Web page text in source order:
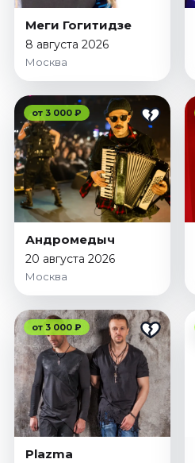
Январь 2027
Стендап
Август 2026
Сентябрь 2026
Октябрь 2026
Ноябрь 2026
Декабрь 2026
Выставки
Август 2026
Сентябрь 2026
Октябрь 2026
Декабрь 2026
Экскурсии
Сентябрь 2026
Октябрь 2026
Спорт
Август 2026
Меги Гогитидзе
8 августа 2026
Москва
от 3 000 ₽
Андромедыч
20 августа 2026
Москва
от 3 000 ₽
Plazma